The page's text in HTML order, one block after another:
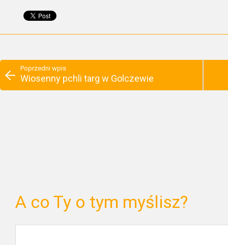
Poprzedni wpis
Wiosenny pchli targ w Golczewie
A co Ty o tym myślisz?